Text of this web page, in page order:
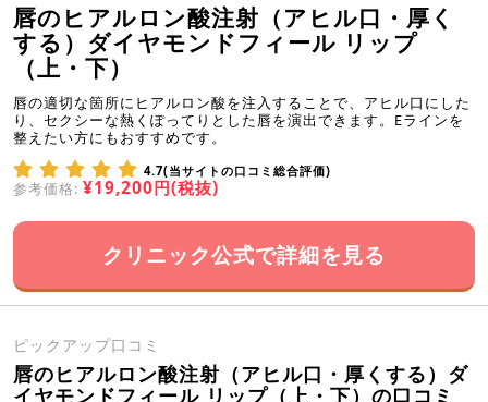
唇のヒアルロン酸注射（アヒル口・厚く
する）ダイヤモンドフィール リップ
（上・下）
唇の適切な箇所にヒアルロン酸を注入することで、アヒル口にした
り、セクシーな熱くぽってりとした唇を演出できます。Eラインを
整えたい方にもおすすめです。
4.7(当サイトの口コミ総合評価)
参考価格: ¥19,200円(税抜)
クリニック公式で詳細を見る
ピックアップ口コミ
唇のヒアルロン酸注射（アヒル口・厚くする）ダ
イヤモンドフィール リップ（上・下）の口コミ